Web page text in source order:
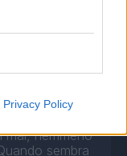
Privacy Policy
mai, nemmeno
sembra